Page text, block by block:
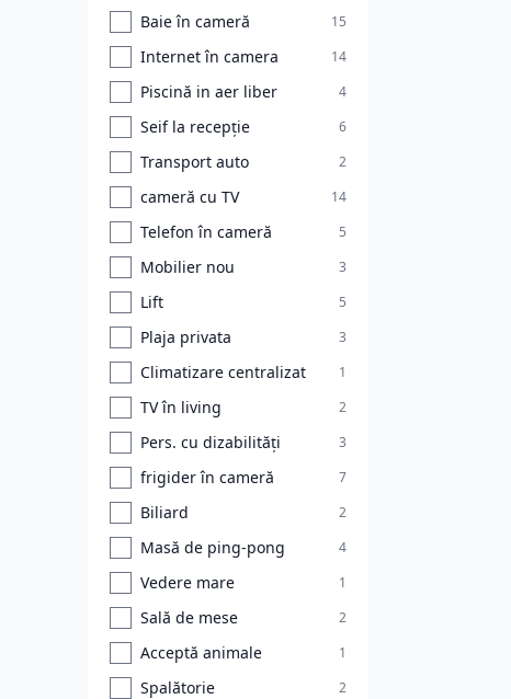
Baie în cameră 15
Internet în camera 14
Piscină in aer liber 4
Seif la recepție 6
Transport auto 2
cameră cu TV 14
Telefon în cameră 5
Mobilier nou 3
Lift 5
Plaja privata 3
Climatizare centralizat 1
TV în living 2
Pers. cu dizabilități 3
frigider în cameră 7
Biliard 2
Masă de ping-pong 4
Vedere mare 1
Sală de mese 2
Acceptă animale 1
Spalătorie 2